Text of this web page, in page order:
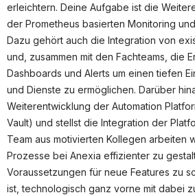
erleichtern. Deine Aufgabe ist die
der Prometheus basierten Monitoring
Dazu gehört auch die Integration von
und, zusammen mit den Fachteams, die
Dashboards und Alerts um einen tiefen
und Dienste zu ermöglichen. Darüber
Weiterentwicklung der Automation
Vault) und stellst die Integration der
Team aus motivierten Kollegen arbeiten
Prozesse bei Anexia effizienter zu
Voraussetzungen für neue Features zu
ist, technologisch ganz vorne mit dabei
Für Unternehmen
Kandidaten finden
Inserat buchen
©informatikjobs.at 2026Impressum
Cookie-Einstellungen